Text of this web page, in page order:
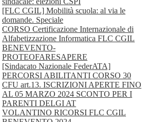
[FLC CGIL] Mobilità scuola: al via le
domande. Speciale
CORSO Certificazione Internazionale di
Alfabetizzazione Informatica FLC CGIL
BENEVENTO-
PROTEOFARESAPERE
[Sindacato Nazionale FederATA]
PERCORSI ABILITANTI CORSO 30
CFU art.13. ISCRIZIONI APERTE FINO
AL 05 MARZO 2024 SCONTO PER I
PARENTI DELGI AT
VOLANTINO RICORSI FLC CGIL